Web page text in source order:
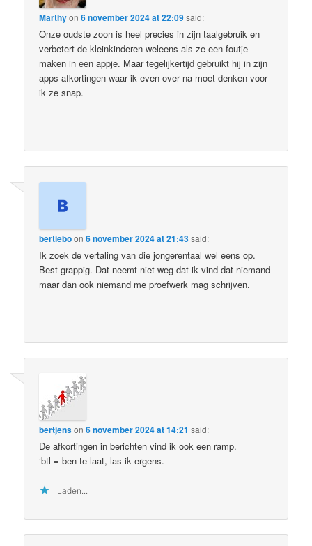
Marthyon6 november 2024 at 22:09said:
Onze oudste zoon is heel precies in zijn taalgebruik en
verbetert de kleinkinderen weleens als ze een foutje
maken in een appje. Maar tegelijkertijd gebruikt hij in zijn
apps afkortingen waar ik even over na moet denken voor
ik ze snap.
bertieboon6 november 2024 at 21:43said:
Ik zoek de vertaling van die jongerentaal wel eens op.
Best grappig. Dat neemt niet weg dat ik vind dat niemand
maar dan ook niemand me proefwerk mag schrijven.
bertjenson6 november 2024 at 14:21 said:
De afkortingen in berichten vind ik ook een ramp.
‘btl = ben te laat, las ik ergens.
Laden...